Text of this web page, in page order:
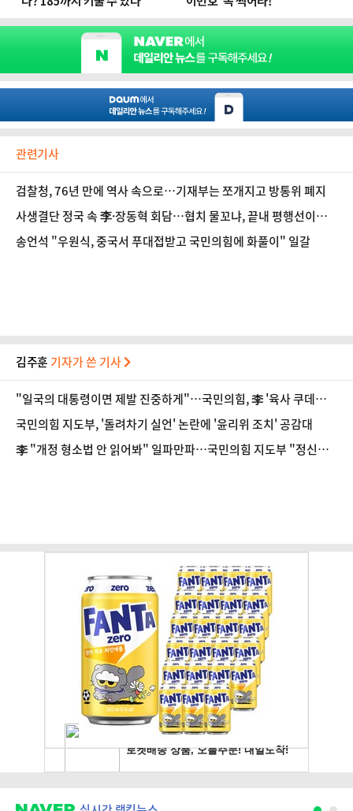
관련기사
검찰청, 76년 만에 역사 속으로…기재부는 쪼개지고 방통위 폐지
사생결단 정국 속 李·장동혁 회담…협치 물꼬냐, 끝내 평행선이냐
[정국 기상대]
송언석 "우원식, 중국서 푸대접받고 국민의힘에 화풀이" 일갈
김주훈 기자가 쓴 기사
"일국의 대통령이면 제발 진중하게"…국민의힘, 李 '육사 쿠데타'
발언에 반발
국민의힘 지도부, '돌려차기 실언' 논란에 '윤리위 조치' 공감대
李 "개정 형소법 안 읽어봐" 일파만파…국민의힘 지도부 "정신세